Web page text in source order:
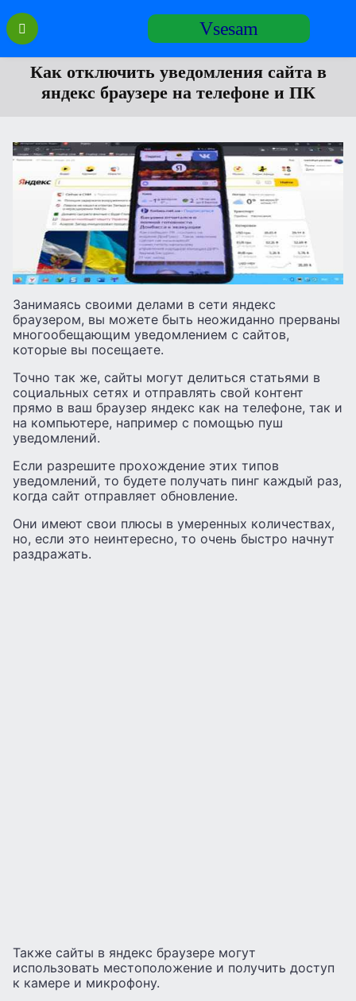
Перейти
содержанию
Vsesam
Как отключить уведомления сайта в
яндекс браузере на телефоне и ПК
Занимаясь своими делами в сети яндекс
браузером, вы можете быть неожиданно прерваны
многообещающим уведомлением с сайтов,
которые вы посещаете.
Точно так же, сайты могут делиться статьями в
социальных сетях и отправлять свой контент
прямо в ваш браузер яндекс как на телефоне, так и
на компьютере, например с помощью пуш
уведомлений.
Если разрешите прохождение этих типов
уведомлений, то будете получать пинг каждый раз,
когда сайт отправляет обновление.
Они имеют свои плюсы в умеренных количествах,
но, если это неинтересно, то очень быстро начнут
раздражать.
Также сайты в яндекс браузере могут
использовать местоположение и получить доступ
к камере и микрофону.